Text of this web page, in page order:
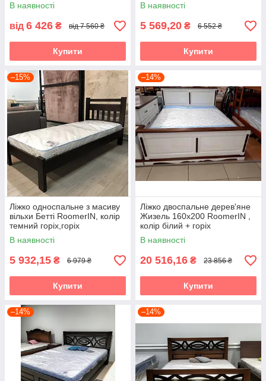
В наявності
від 6 426 ₴ від 7 560 ₴
Купити
В наявності
5 569,20 ₴ 6 552 ₴
Купити
–15%
Ліжко односпальне з масиву
вільхи Бетті RoomerIN, колір
темний горіх,горіх
В наявності
5 932,15 ₴ 6 979 ₴
Купити
–14%
Ліжко двоспальне дерев'яне
Жизель 160х200 RoomerIN ,
колір білий + горіх
В наявності
20 516,16 ₴ 23 856 ₴
Купити
–14% –14%